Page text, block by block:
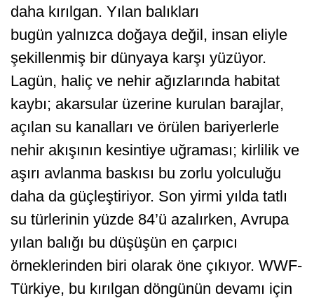
daha kırılgan. Yılan balıkları
bugün yalnızca doğaya değil, insan eliyle
şekillenmiş bir dünyaya karşı yüzüyor.
Lagün, haliç ve nehir ağızlarında habitat
kaybı; akarsular üzerine kurulan barajlar,
açılan su kanalları ve örülen bariyerlerle
nehir akışının kesintiye uğraması; kirlilik ve
aşırı avlanma baskısı bu zorlu yolculuğu
daha da güçleştiriyor. Son yirmi yılda tatlı
su türlerinin yüzde 84’ü azalırken, Avrupa
yılan balığı bu düşüşün en çarpıcı
örneklerinden biri olarak öne çıkıyor. WWF-
Türkiye, bu kırılgan döngünün devamı için